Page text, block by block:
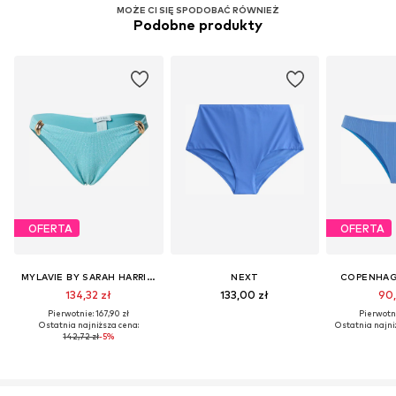
MOŻE CI SIĘ SPODOBAĆ RÓWNIEŻ
Podobne produkty
OFERTA
MYLAVIE BY SARAH HARRISON
134,32 zł
Pierwotnie: 167,90 zł
Ostatnia najniższa cena:
142,72 zł-5%
NEXT
133,00 zł
OFERTA
Ostatnia